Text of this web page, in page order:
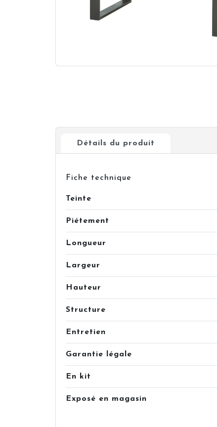
Détails du produit
Fiche technique
Teinte
Piétement
Longueur
Largeur
Hauteur
Structure
Entretien
Garantie légale
En kit
Exposé en magasin